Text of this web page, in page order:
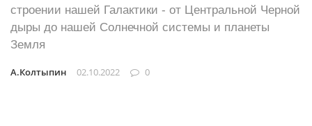
строении нашей Галактики - от Центральной Черной
дыры до нашей Солнечной системы и планеты
Земля
А.Колтыпин 02.10.2022 0